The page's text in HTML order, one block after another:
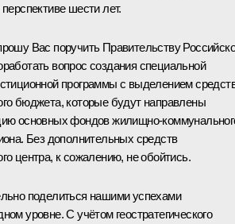
шести лет.
Вас поручить Правительству
вопрос создания специальной
программы с выделением
бюджета, которые будут направлены
основных фондов жилищно-
Без дополнительных средств
центра, к сожалению, не обойтись.
поделиться нашими успехами
уровне. С учётом геостратегического